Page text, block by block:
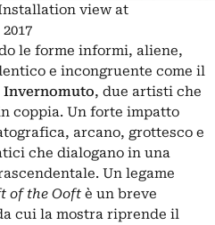
view at
le forme informi, aliene,
e incongruente come il
Invernomuto, due artisti che
coppia. Un forte impatto
arcano, grottesco e
che dialogano in una
Un legame
of the Ooft è un breve
cui la mostra riprende il